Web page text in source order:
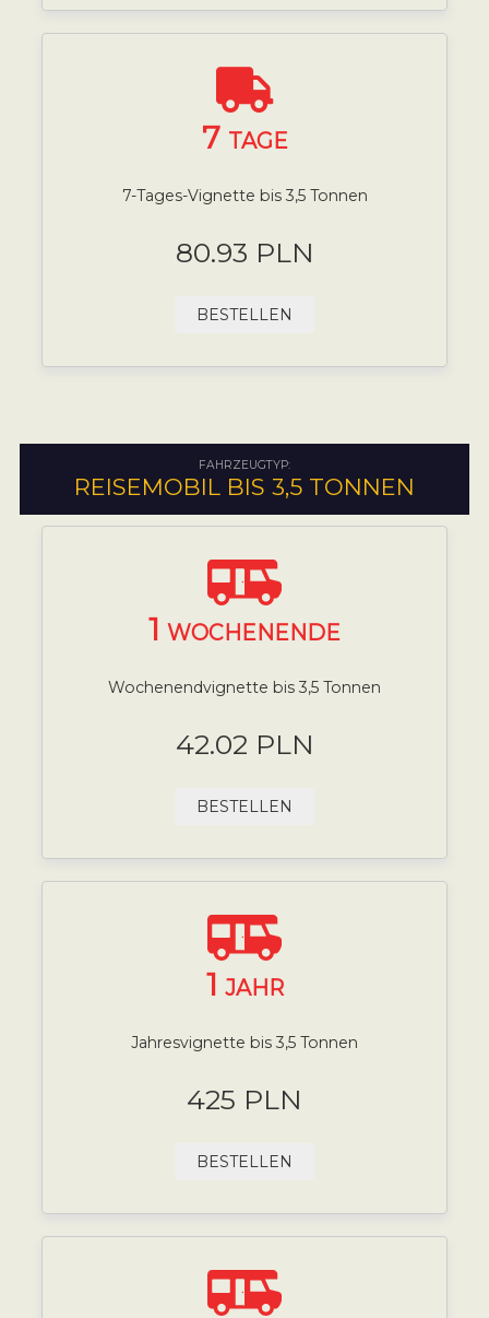
7 TAGE
7-Tages-Vignette bis 3,5 Tonnen
80.93 PLN
BESTELLEN
FAHRZEUGTYP:
REISEMOBIL BIS 3,5 TONNEN
1 WOCHENENDE
Wochenendvignette bis 3,5 Tonnen
42.02 PLN
BESTELLEN
1 JAHR
Jahresvignette bis 3,5 Tonnen
425 PLN
BESTELLEN